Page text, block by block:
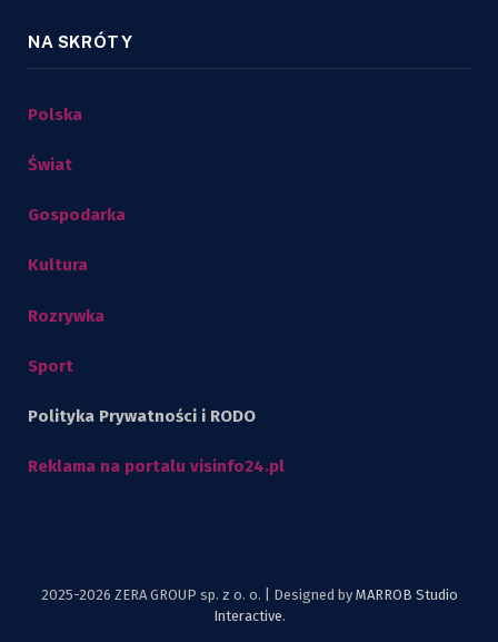
NA SKRÓTY
Polska
Świat
Gospodarka
Kultura
Rozrywka
Sport
Polityka Prywatności i RODO
Reklama na portalu visinfo24.pl
2025-2026 ZERA GROUP sp. z o. o. | Designed by MARROB Studio
Interactive.